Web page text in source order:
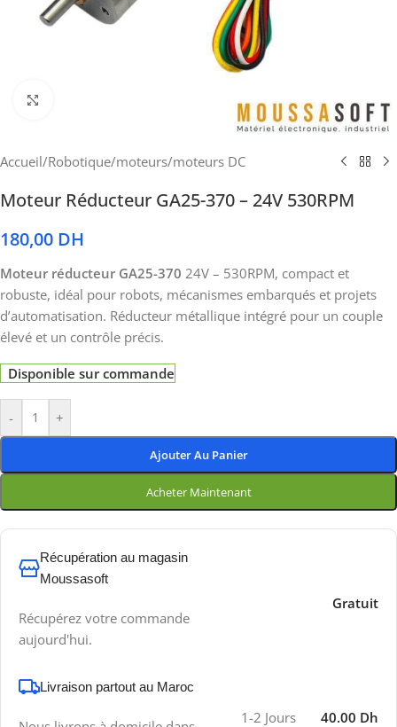
Accueil/Robotique/moteurs/moteurs DC
Moteur Réducteur GA25-370 – 24V 530RPM
180,00 DH
Moteur réducteur GA25-370 24V – 530RPM, compact et
robuste, idéal pour robots, mécanismes embarqués et projets
d’automatisation. Réducteur métallique intégré pour un couple
élevé et un contrôle précis.
Disponible sur commande
- +
Ajouter Au Panier
Acheter Maintenant
Récupération au magasin
Moussasoft
Récupérez votre commande
aujourd'hui.
Gratuit
Livraison partout au Maroc
1-2 Jours 40.00 Dh